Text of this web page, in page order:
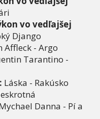
vo vedľajšej
Django
Affleck - Argo
Tarantino -
Láska - Rakúsko
Danna - Pí a